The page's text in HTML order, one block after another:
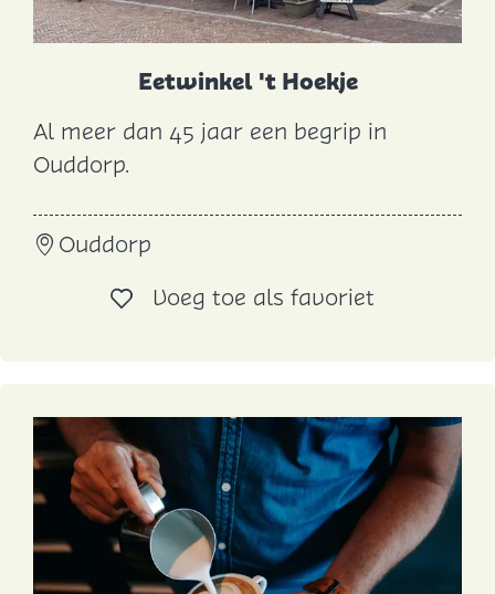
e
Eetwinkel 't Hoekje
E
e
t
w
l
'
t
H
o
e
Al meer dan 45 jaar een begrip in
Ouddorp.
Ouddorp
Voeg toe als favoriet